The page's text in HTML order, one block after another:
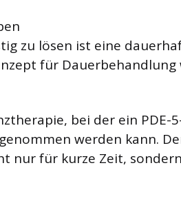
zu lösen ist eine
für
bei der ein PDE-
werden kann.
nur für kurze Zeit,